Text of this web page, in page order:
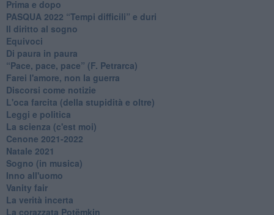
Prima e dopo
​PASQUA 2022 “Tempi difficili” e duri
Il diritto al sogno
Equivoci
Di paura in paura
​“Pace, pace, pace” (F. Petrarca)
Farei l'amore, non la guerra
Discorsi come notizie
L'oca farcita (della stupidità e oltre)
Leggi e politica
La scienza (c'est moi)
Cenone 2021-2022
Natale 2021
Sogno (in musica)
Inno all'uomo
Vanity fair
La verità incerta
La corazzata Potëmkin